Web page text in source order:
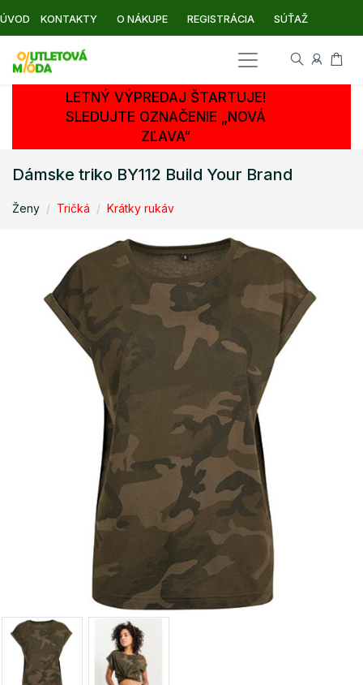
ÚVOD KONTAKTY O NÁKUPE REGISTRÁCIA SÚŤAŽ
LETNÝ VÝPREDAJ ŠTARTUJE!
SLEDUJTE OZNAČENIE „NOVÁ
ZĽAVA“
Dámske triko BY112 Build Your Brand
Ženy Tričká Krátky rukáv